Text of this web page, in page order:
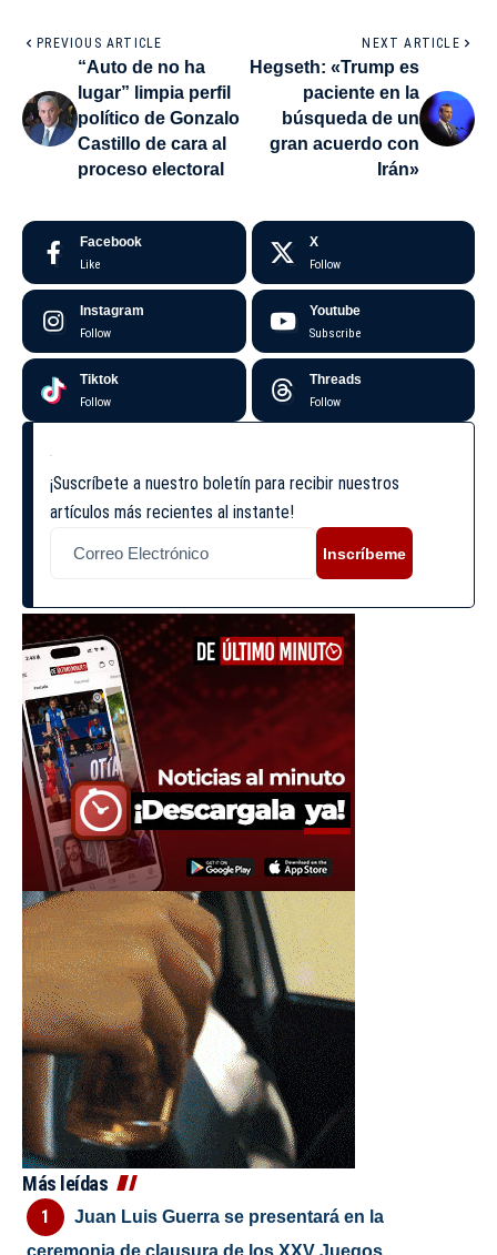
PREVIOUS ARTICLE
“Auto de no ha
lugar” limpia perfil
político de Gonzalo
Castillo de cara al
proceso electoral
NEXT ARTICLE
Hegseth: «Trump es
paciente en la
búsqueda de un
gran acuerdo con
Irán»
Facebook
Like
X
Follow
Instagram
Follow
Youtube
Subscribe
Tiktok
Follow
Threads
Follow
¡Suscríbete a nuestro boletín para recibir nuestros
artículos más recientes al instante!
Inscríbeme
Más leídas
Juan Luis Guerra se presentará en la